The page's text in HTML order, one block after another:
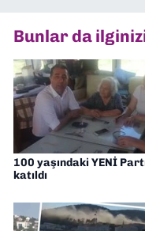
Bunlar da
100 yaşındaki YENİ
katıldı